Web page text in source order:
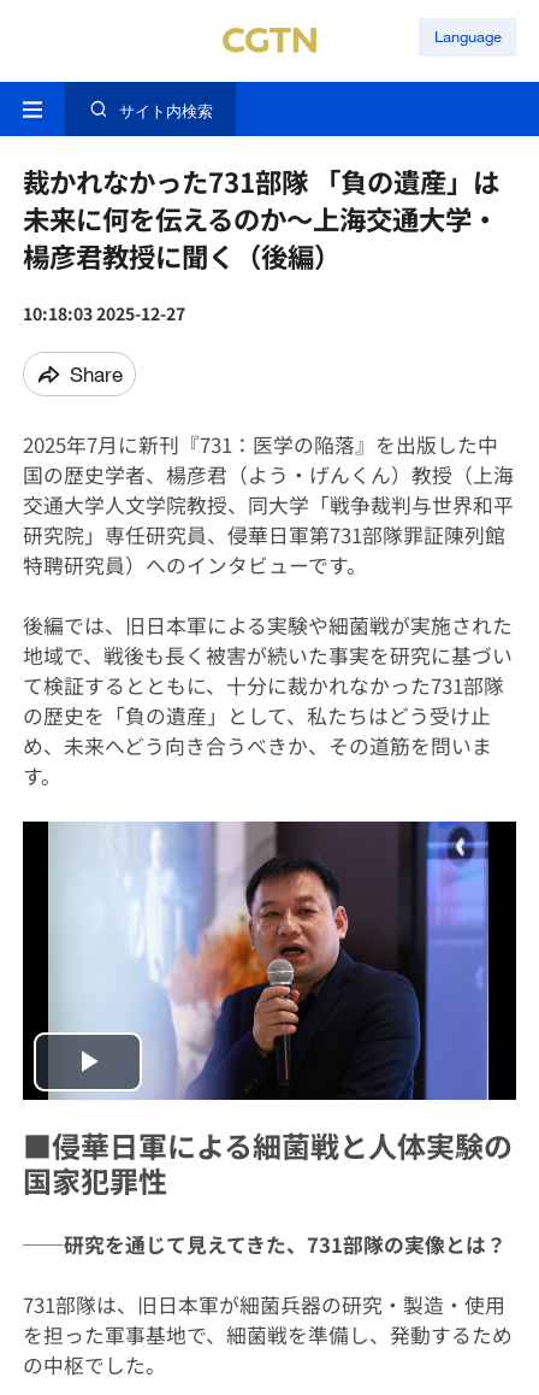
Language
サイト内検索
裁かれなかった731部隊 「負の遺産」は
未来に何を伝えるのか～上海交通大学・
楊彦君教授に聞く（後編）
10:18:03 2025-12-27
Share
2025年7月に新刊『731：医学の陥落』を出版した中
国の歴史学者、楊彦君（よう・げんくん）教授（上海
交通大学人文学院教授、同大学「戦争裁判与世界和平
研究院」専任研究員、侵華日軍第731部隊罪証陳列館
特聘研究員）へのインタビューです。
後編では、旧日本軍による実験や細菌戦が実施された
地域で、戦後も長く被害が続いた事実を研究に基づい
て検証するとともに、十分に裁かれなかった731部隊
の歴史を「負の遺産」として、私たちはどう受け止
め、未来へどう向き合うべきか、その道筋を問いま
す。
Play
Video
■侵華日軍による細菌戦と人体実験の
国家犯罪性
──研究を通じて見えてきた、731部隊の実像とは？
731部隊は、旧日本軍が細菌兵器の研究・製造・使用
を担った軍事基地で、細菌戦を準備し、発動するため
の中枢でした。